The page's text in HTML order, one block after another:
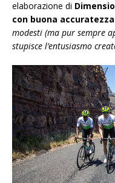
elaborazione di
con buona
modesti (ma pur sempre
stupisce l’entusiasmo